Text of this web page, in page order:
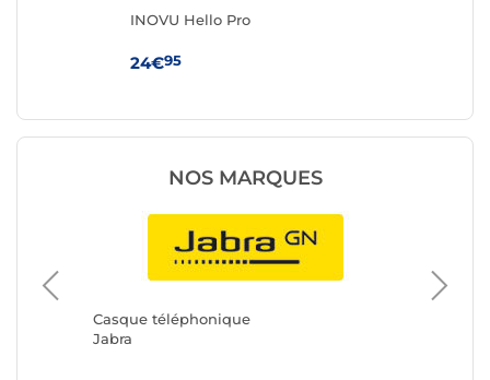
INOVU Hello Pro
24€95
NOS MARQUES
Casque téléphonique
Jabra
HP